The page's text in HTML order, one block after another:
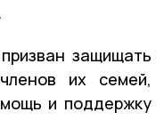
защищать
их семей,
и поддержку